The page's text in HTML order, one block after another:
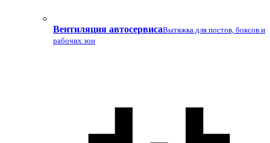
Вентиляция автосервисаВытяжка для постов, боксов и
рабочих зон